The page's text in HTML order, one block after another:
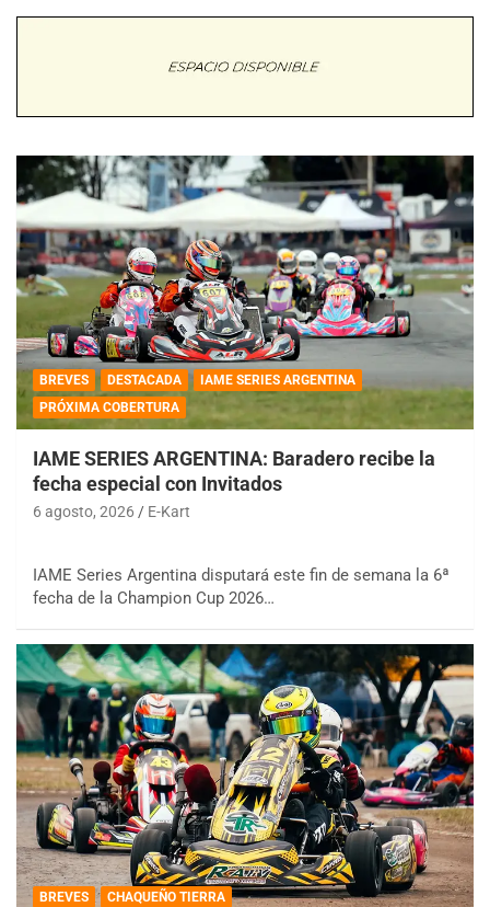
BREVES DESTACADA
IAME SERIES ARGENTINA
PRÓXIMA COBERTURA
IAME SERIES ARGENTINA: Baradero recibe la
fecha especial con Invitados
6 agosto, 2026 E-Kart
IAME Series Argentina disputará este fin de semana la 6ª
fecha de la Champion Cup 2026…
BREVES CHAQUEÑO TIERRA